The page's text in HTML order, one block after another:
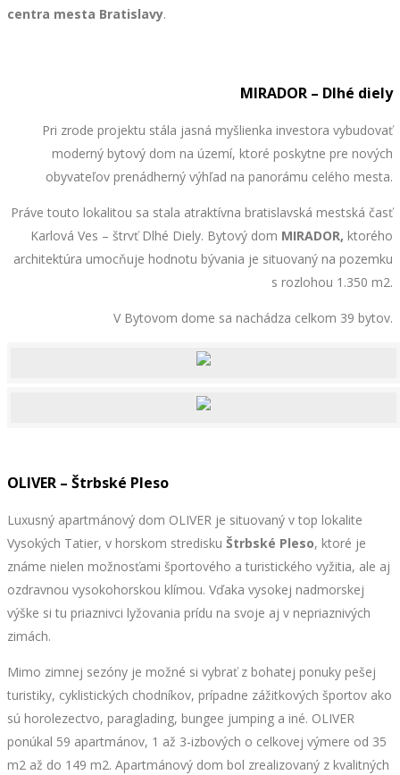
centra mesta Bratislavy.
MIRADOR – Dlhé diely
Pri zrode projektu stála jasná myšlienka investora vybudovať
moderný bytový dom na území, ktoré poskytne pre nových
obyvateľov prenádherný výhľad na panorámu celého mesta.
Práve touto lokalitou sa stala atraktívna bratislavská mestská časť
Karlová Ves – štrvť Dlhé Diely. Bytový dom MIRADOR, ktorého
architektúra umocňuje hodnotu bývania je situovaný na pozemku
s rozlohou 1.350 m2.
V Bytovom dome sa nachádza celkom 39 bytov.
OLIVER – Štrbské Pleso
Luxusný apartmánový dom OLIVER je situovaný v top lokalite
Vysokých Tatier, v horskom stredisku Štrbské Pleso, ktoré je
známe nielen možnosťami športového a turistického vyžitia, ale aj
ozdravnou vysokohorskou klímou. Vďaka vysokej nadmorskej
výške si tu priaznivci lyžovania prídu na svoje aj v nepriaznivých
zimách.
Mimo zimnej sezóny je možné si vybrať z bohatej ponuky pešej
turistiky, cyklistických chodníkov, prípadne zážitkových športov ako
sú horolezectvo, paraglading, bungee jumping a iné. OLIVER
ponúkal 59 apartmánov, 1 až 3-izbových o celkovej výmere od 35
m2 až do 149 m2. Apartmánový dom bol zrealizovaný z kvalitných